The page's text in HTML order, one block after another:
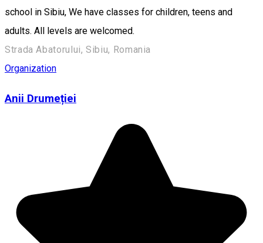
school in Sibiu, We have classes for children, teens and
adults. All levels are welcomed.
Strada Abatorului, Sibiu, Romania
Organization
Anii Drumeției